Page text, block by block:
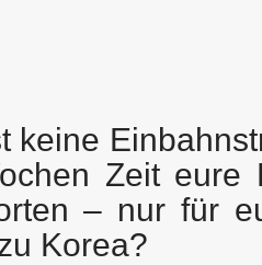
keine
Zeit eure
– nur für
Korea?